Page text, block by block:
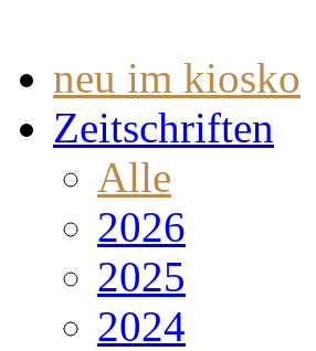
neu im kiosko
Zeitschriften
Alle
2026
2025
2024